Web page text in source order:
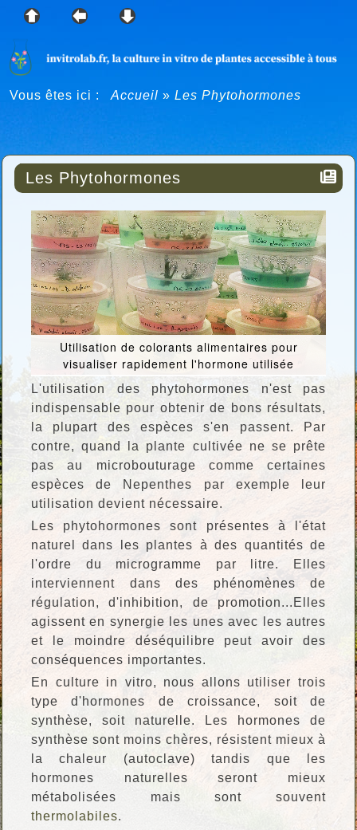
Vous êtes ici : Accueil » Les Phytohormones
Les Phytohormones
Utilisation de colorants alimentaires pour
visualiser rapidement l'hormone utilisée
L'utilisation des phytohormones n'est pas
indispensable pour obtenir de bons résultats,
la plupart des espèces s'en passent. Par
contre, quand la plante cultivée ne se prête
pas au microbouturage comme certaines
espèces de Nepenthes par exemple leur
utilisation devient nécessaire.
Les phytohormones sont présentes à l'état
naturel dans les plantes à des quantités de
l'ordre du microgramme par litre. Elles
interviennent dans des phénomènes de
régulation, d'inhibition, de promotion...Elles
agissent en synergie les unes avec les autres
et le moindre déséquilibre peut avoir des
conséquences importantes.
En culture in vitro, nous allons utiliser trois
type d'hormones de croissance, soit de
synthèse, soit naturelle. Les hormones de
synthèse sont moins chères, résistent mieux à
la chaleur (autoclave) tandis que les
hormones naturelles seront mieux
métabolisées mais sont souvent
thermolabiles.